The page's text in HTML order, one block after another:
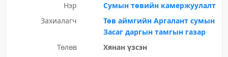
Нэр
Сумын төвийн камержуулалт
Захиалагч
Төв аймгийн Аргалант сумын
Засаг даргын тамгын газар
Төлөв
Хянан үзсэн